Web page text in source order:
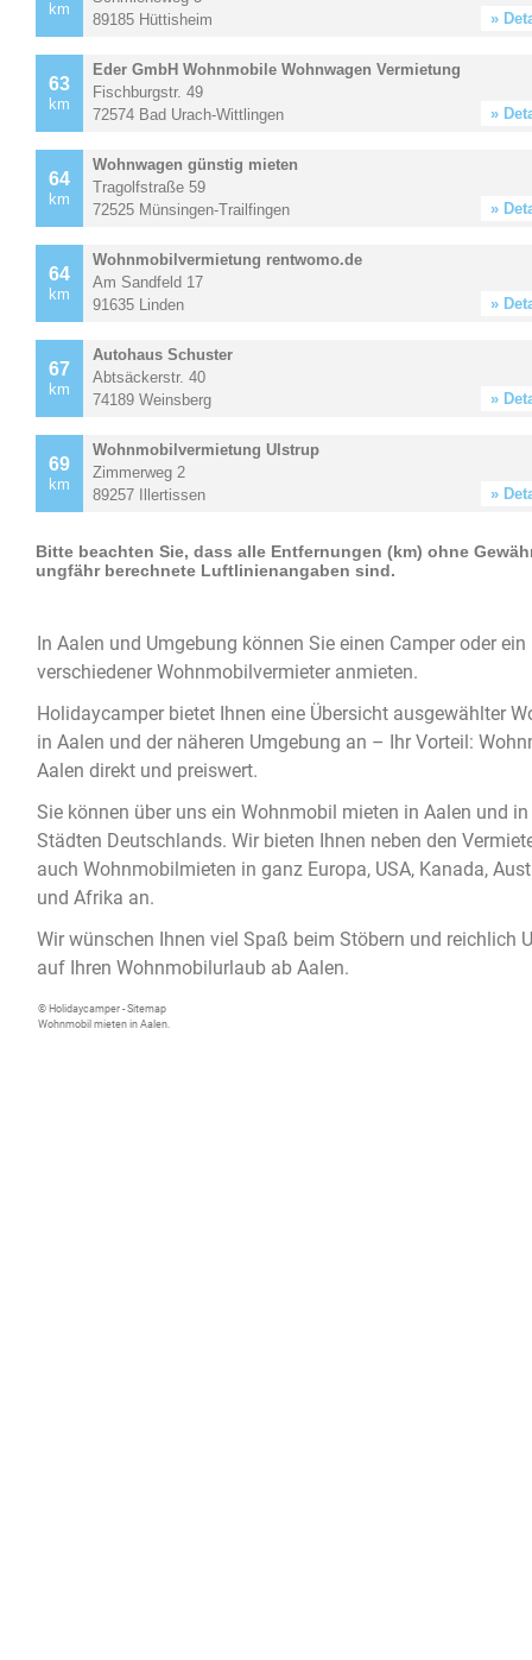
In Aalen und Umgebung können Sie einen Camper oder ein
verschiedener Wohnmobilvermieter anmieten.
Holidaycamper bietet Ihnen eine Übersicht ausgewählter
in Aalen und der näheren Umgebung an – Ihr Vorteil:
Aalen direkt und preiswert.
Sie können über uns ein Wohnmobil mieten in Aalen und
Städten Deutschlands. Wir bieten Ihnen neben den
auch Wohnmobilmieten in ganz Europa, USA, Kanada,
und Afrika an.
Wir wünschen Ihnen viel Spaß beim Stöbern und reichlich
auf Ihren Wohnmobilurlaub ab Aalen.
© Holidaycamper -Sitemap
Wohnmobil mieten in Aalen.